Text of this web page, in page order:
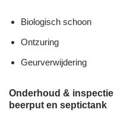
Biologisch schoon
Ontzuring
Geurverwijdering
Onderhoud & inspectie
beerput en septictank